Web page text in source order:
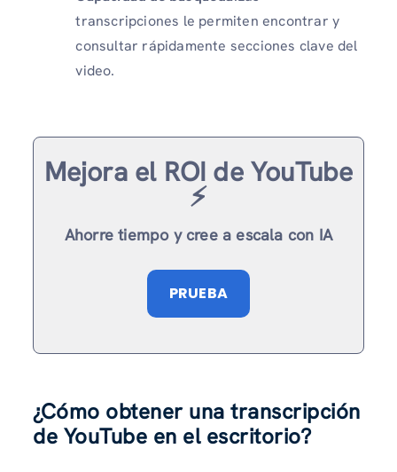
transcripciones le permiten encontrar y
consultar rápidamente secciones clave del
video.
Mejora el ROI de YouTube
⚡️
Ahorre tiempo y cree a escala con IA
PRUEBA
¿Cómo obtener una transcripción
de YouTube en el escritorio?